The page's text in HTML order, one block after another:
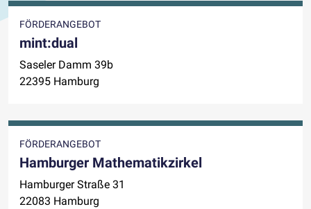
FÖRDERANGEBOT
mint:dual
Saseler Damm 39b
22395 Hamburg
FÖRDERANGEBOT
Hamburger Mathematikzirkel
Hamburger Straße 31
22083 Hamburg